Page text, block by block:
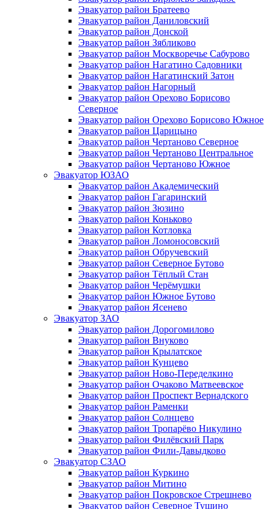
Эвакуатор район Братеево
Эвакуатор район Даниловский
Эвакуатор район Донской
Эвакуатор район Зябликово
Эвакуатор район Москворечье Сабурово
Эвакуатор район Нагатино Cадовники
Эвакуатор район Нагатинский Затон
Эвакуатор район Нагорный
Эвакуатор район Орехово Борисово
Северное
Эвакуатор район Орехово Борисово Южное
Эвакуатор район Царицыно
Эвакуатор район Чертаново Северное
Эвакуатор район Чертаново Центральное
Эвакуатор район Чертаново Южное
Эвакуатор ЮЗАО
Эвакуатор район Академический
Эвакуатор район Гагаринский
Эвакуатор район Зюзино
Эвакуатор район Коньково
Эвакуатор район Котловка
Эвакуатор район Ломоносовский
Эвакуатор район Обручевский
Эвакуатор район Северное Бутово
Эвакуатор район Тёплый Стан
Эвакуатор район Черёмушки
Эвакуатор район Южное Бутово
Эвакуатор район Ясенево
Эвакуатор ЗАО
Эвакуатор район Дорогомилово
Эвакуатор район Внуково
Эвакуатор район Крылатское
Эвакуатор район Кунцево
Эвакуатор район Ново-Переделкино
Эвакуатор район Очаково Матвеевское
Эвакуатор район Проспект Вернадского
Эвакуатор район Раменки
Эвакуатор район Солнцево
Эвакуатор район Тропарёво Никулино
Эвакуатор район Филёвский Парк
Эвакуатор район Фили-Давыдково
Эвакуатор СЗАО
Эвакуатор район Куркино
Эвакуатор район Митино
Эвакуатор район Покровское Стрешнево
Эвакуатор район Северное Тушино